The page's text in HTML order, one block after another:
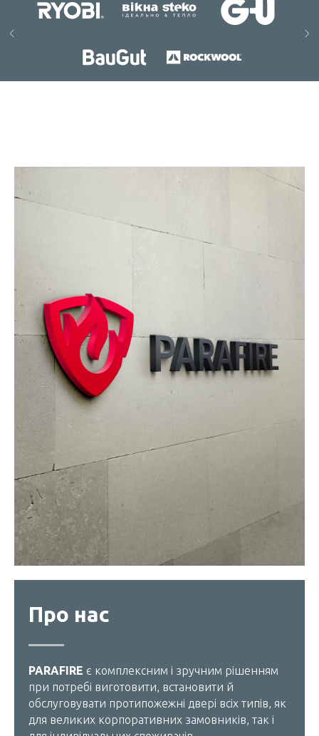
Про нас
PARAFIRE є комплексним і зручним рішенням
при потребі виготовити, встановити й
обслуговувати протипожежні двері всіх типів, як
для великих корпоративних замовників, так і